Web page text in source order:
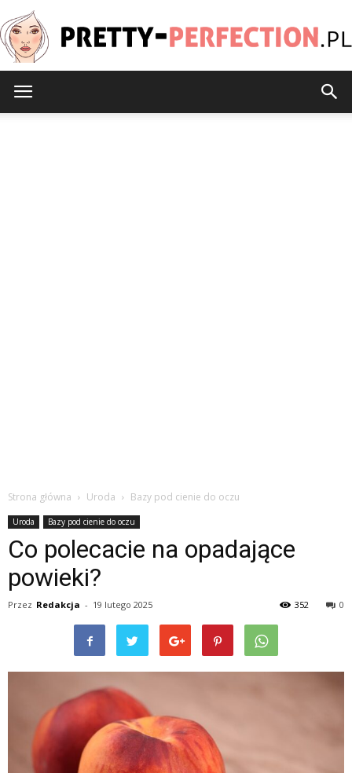
Strona główna Uroda Bazy pod cienie do oczu
Uroda Bazy pod cienie do oczu
Co polecacie na opadające
powieki?
Przez Redakcja - 19 lutego 2025 0
352